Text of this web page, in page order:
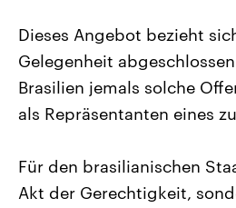
Dieses Angebot bezieht
Gelegenheit
Brasilien jemals solche
als Repräsentanten eines
Für den brasilianischen
Akt der Gerechtigkeit,